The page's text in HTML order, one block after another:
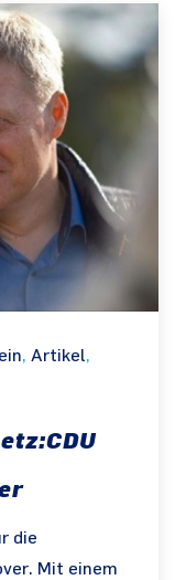
, Artikel,
die
Mit einem